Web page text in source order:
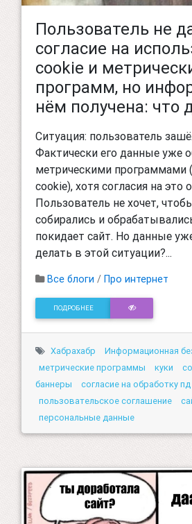
Пользователь не
согласие на
cookie и
программ, но
нём получена: что
Ситуация: пользователь
Фактически его данные уже
метрическими программами
cookie), хотя согласия на это
Пользователь не хочет,
собирались и
покидает сайт. Но данные
делать в этой ситуации?...
Все блоги / Про интернет
ПОДРОБНЕЕ
Хабрахабр
Информационная
метрические программы
куки
баннеры
согласие на обработку пд
пользовательское соглашение
персональные данные